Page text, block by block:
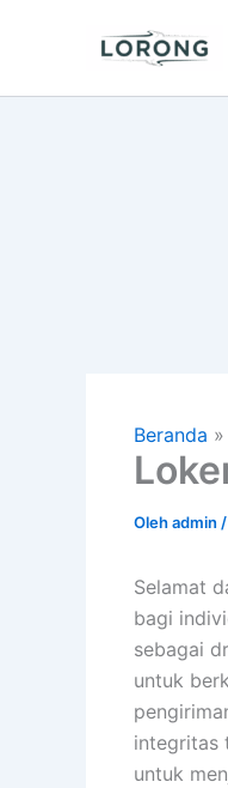
Beranda
Olehadmin /
Selamat
bagi
sebagai
untuk
integritas
untuk